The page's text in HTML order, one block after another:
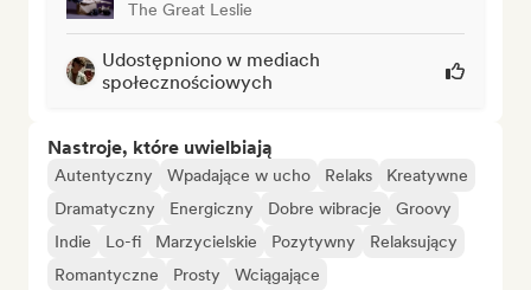
The Great Leslie
Udostępniono w mediach
społecznościowych
Nastroje, które uwielbiają
Autentyczny Wpadające w ucho Relaks
Kreatywne
Dramatyczny
Energiczny Dobre wibracje
Groovy
Indie
Lo-fi Marzycielskie Pozytywny
Relaksujący
Romantyczne
Prosty Wciągające